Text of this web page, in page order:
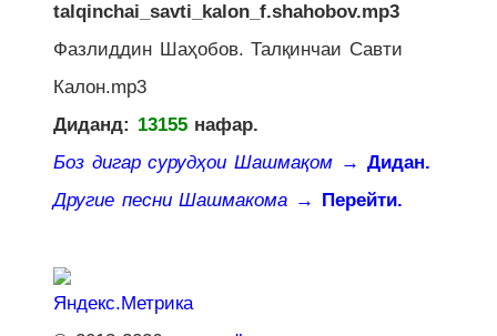
talqinchai_savti_kalon_f.shahobov.mp3
Фазлиддин Шаҳобов. Талқинчаи Савти
Калон.mp3
Диданд: 13155нафар.
Боз дигар сурудҳои Шашмақом → Дидан.
Другие песни Шашмакома → Перейти.